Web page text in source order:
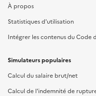
À propos
Statistiques d'utilisation
Intégrer les contenus du Code
Simulateurs populaires
Calcul du salaire brut/net
Calcul de l'indemnité de